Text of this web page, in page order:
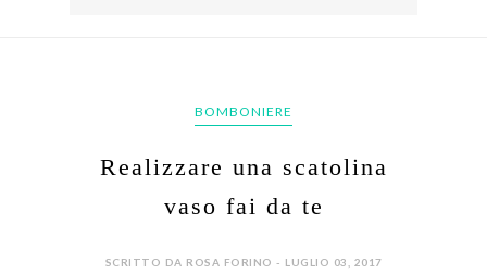
BOMBONIERE
Realizzare una scatolina
vaso fai da te
SCRITTO DA ROSA FORINO - LUGLIO 03, 2017